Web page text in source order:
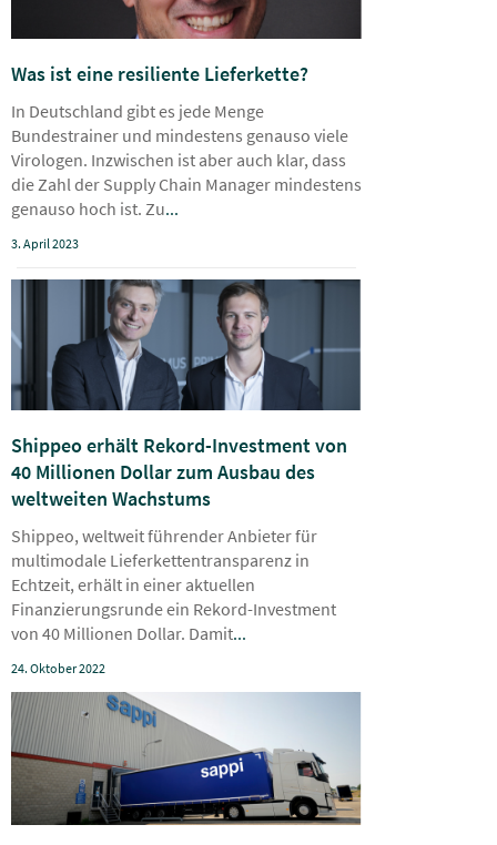
Was ist eine resiliente Lieferkette?
In Deutschland gibt es jede Menge
Bundestrainer und mindestens genauso viele
Virologen. Inzwischen ist aber auch klar, dass
die Zahl der Supply Chain Manager mindestens
genauso hoch ist. Zu...
3. April 2023
Shippeo erhält Rekord-Investment von
40 Millionen Dollar zum Ausbau des
weltweiten Wachstums
Shippeo, weltweit führender Anbieter für
multimodale Lieferkettentransparenz in
Echtzeit, erhält in einer aktuellen
Finanzierungsrunde ein Rekord-Investment
von 40 Millionen Dollar. Damit...
24. Oktober 2022